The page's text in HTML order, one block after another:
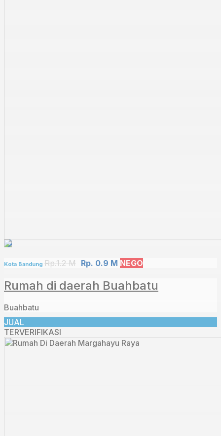
Kota Bandung Rp.1.2 M Rp. 0.9 M NEGO
Rumah di daerah Buahbatu
Buahbatu
JUAL
TERVERIFIKASI